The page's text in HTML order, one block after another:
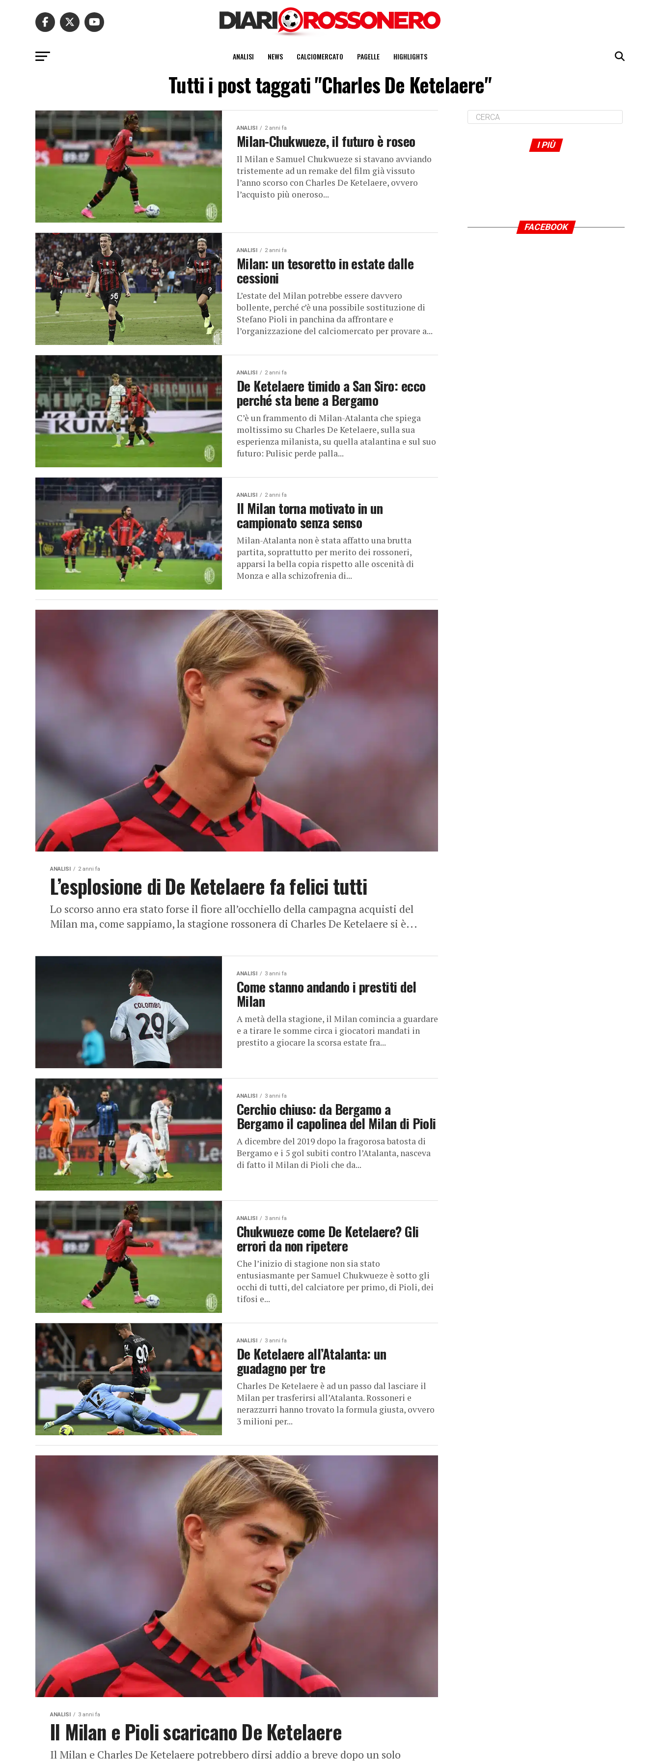
ANALISI NEWS CALCIOMERCATO PAGELLE HIGHLIGHTS
Tutti i post taggati "Charles De Ketelaere"
ANALISI 2 anni fa
Milan-Chukwueze, il futuro è roseo
Il Milan e Samuel Chukwueze si stavano avviando
tristemente ad un remake del film già vissuto
l’anno scorso con Charles De Ketelaere, ovvero
l’acquisto più oneroso...
ANALISI 2 anni fa
Milan: un tesoretto in estate dalle
cessioni
L’estate del Milan potrebbe essere davvero
bollente, perché c’è una possibile sostituzione di
Stefano Pioli in panchina da affrontare e
l’organizzazione del calciomercato per provare a...
ANALISI 2 anni fa
De Ketelaere timido a San Siro: ecco
perché sta bene a Bergamo
C’è un frammento di Milan-Atalanta che spiega
moltissimo su Charles De Ketelaere, sulla sua
esperienza milanista, su quella atalantina e sul suo
futuro: Pulisic perde palla...
ANALISI 2 anni fa
Il Milan torna motivato in un
campionato senza senso
Milan-Atalanta non è stata affatto una brutta
partita, soprattutto per merito dei rossoneri,
apparsi la bella copia rispetto alle oscenità di
Monza e alla schizofrenia di...
ANALISI 2 anni fa
L’esplosione di De Ketelaere fa felici tutti
Lo scorso anno era stato forse il fiore all’occhiello della campagna acquisti del
Milan ma, come sappiamo, la stagione rossonera di Charles De Ketelaere si è...
ANALISI 3 anni fa
Come stanno andando i prestiti del
Milan
A metà della stagione, il Milan comincia a guardare
e a tirare le somme circa i giocatori mandati in
prestito a giocare la scorsa estate fra...
ANALISI 3 anni fa
Cerchio chiuso: da Bergamo a
Bergamo il capolinea del Milan di Pioli
A dicembre del 2019 dopo la fragorosa batosta di
Bergamo e i 5 gol subiti contro l’Atalanta, nasceva
di fatto il Milan di Pioli che da...
ANALISI 3 anni fa
Chukwueze come De Ketelaere? Gli
errori da non ripetere
Che l’inizio di stagione non sia stato
entusiasmante per Samuel Chukwueze è sotto gli
occhi di tutti, del calciatore per primo, di Pioli, dei
tifosi e...
ANALISI 3 anni fa
De Ketelaere all’Atalanta: un
guadagno per tre
Charles De Ketelaere è ad un passo dal lasciare il
Milan per trasferirsi all’Atalanta. Rossoneri e
nerazzurri hanno trovato la formula giusta, ovvero
3 milioni per...
ANALISI 3 anni fa
Il Milan e Pioli scaricano De Ketelaere
Il Milan e Charles De Ketelaere potrebbero dirsi addio a breve dopo un solo
I PIÙ
FACEBOOK